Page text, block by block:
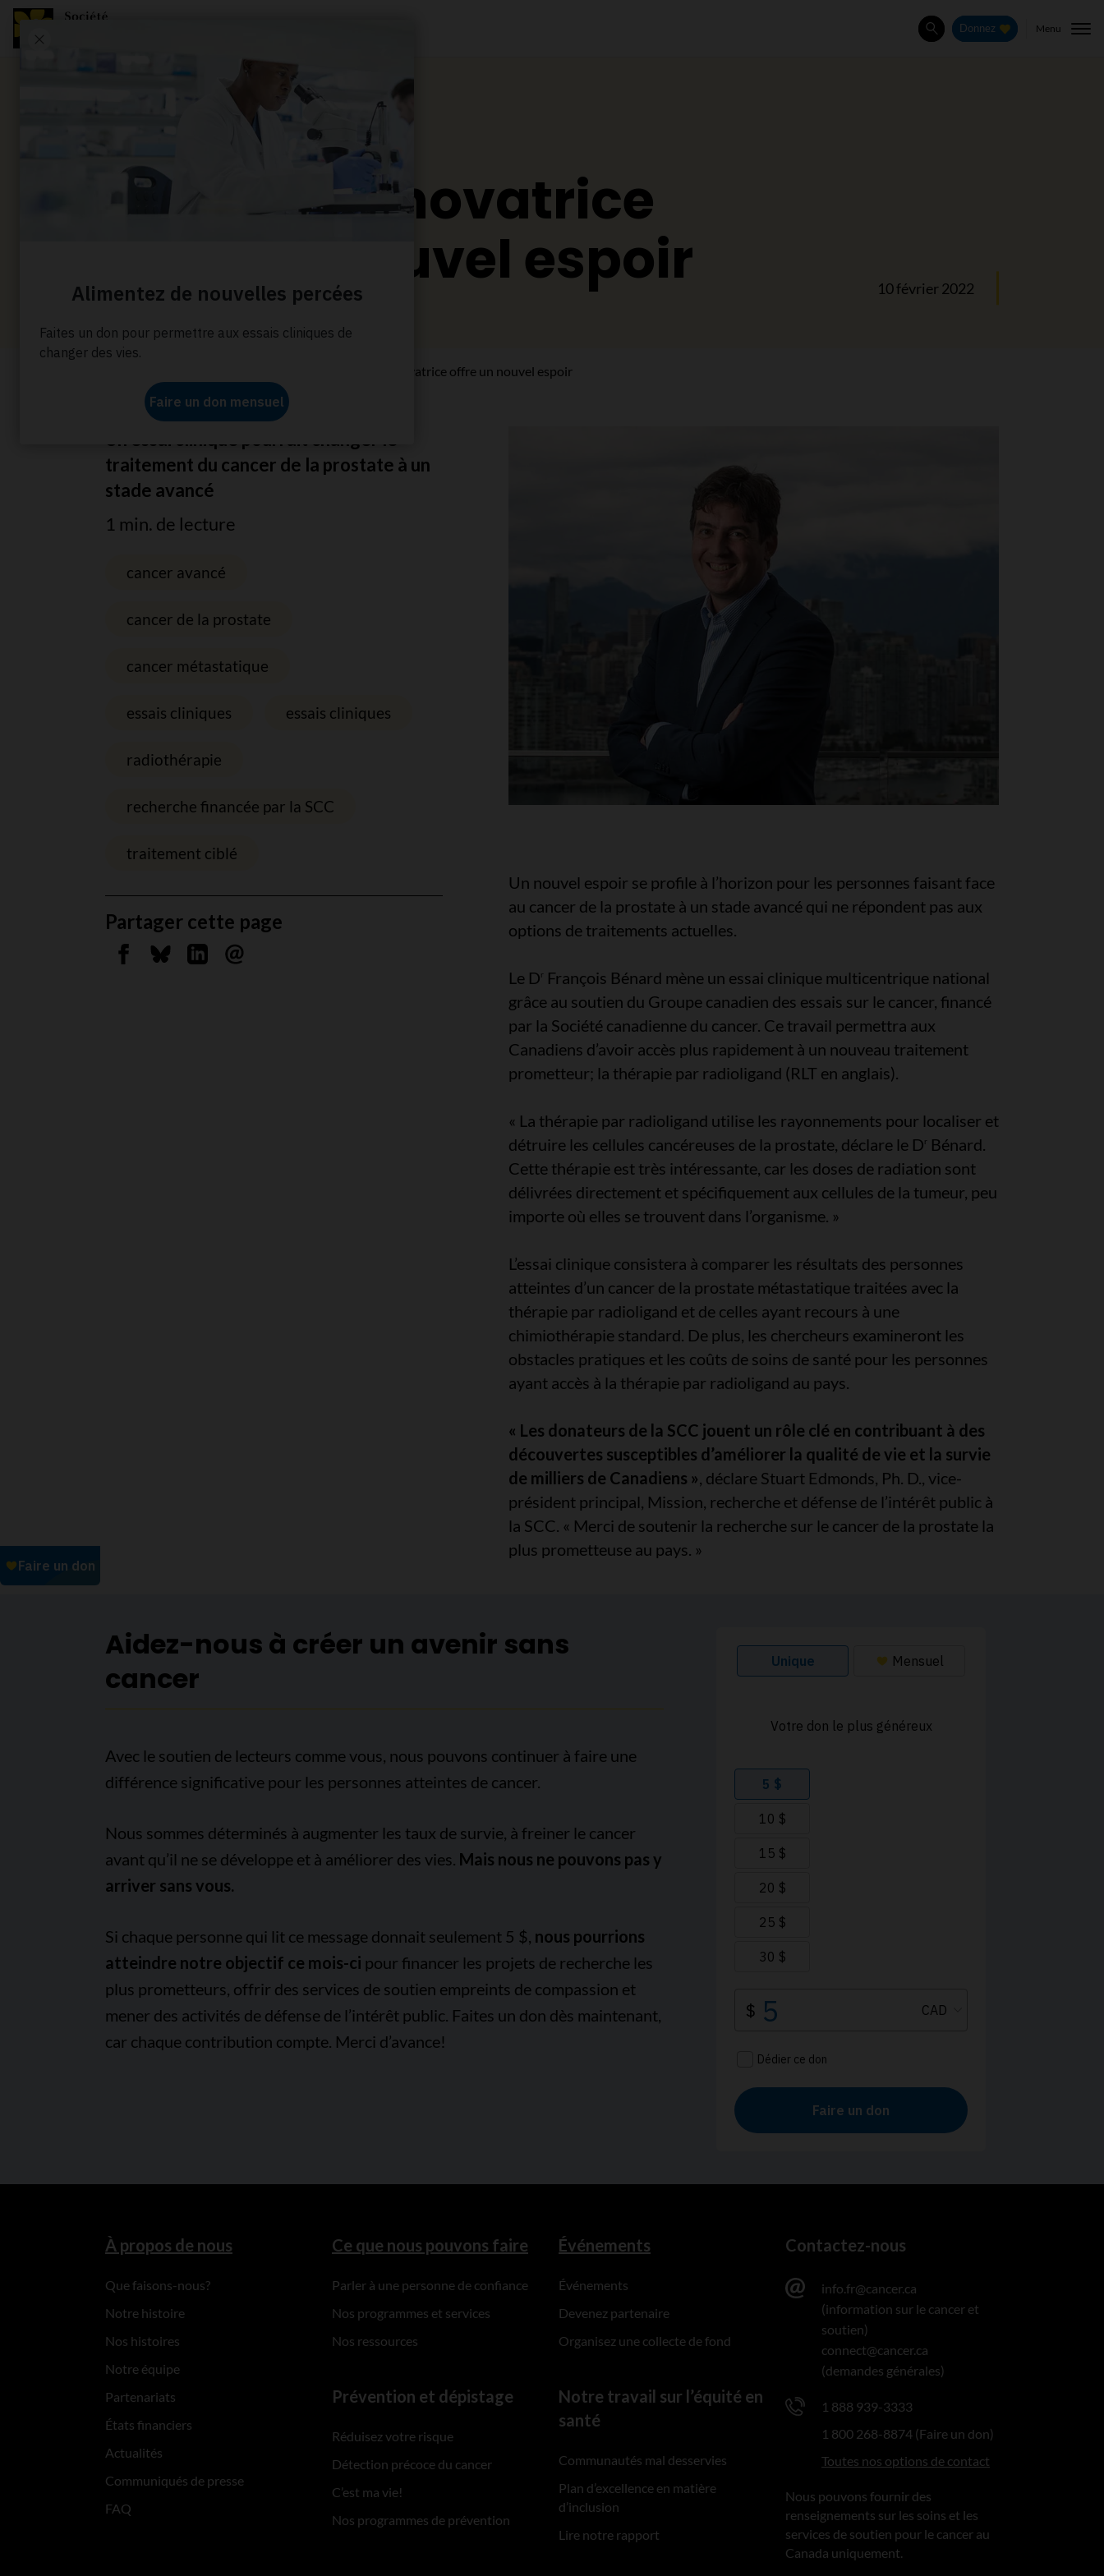
Rechercher
Donnez Menu
Une étude novatrice
offre un nouvel espoir
10 février 2022
Une étude novatrice offre un nouvel espoir
Un essai clinique pourrait changer le
traitement du cancer de la prostate à un
stade avancé
1 min. de lecture
cancer avancé
cancer de la prostate
cancer métastatique
essais cliniques essais cliniques
radiothérapie
recherche financée par la SCC
traitement ciblé
Partager cette page
Partager sur Facebook
Partager sur Bluesky
Partager sur Linkedin
Envoyer par courriel
Un nouvel espoir se profile à l’horizon pour les personnes faisant face
au cancer de la prostate à un stade avancé qui ne répondent pas aux
options de traitements actuelles.
Le Dr François Bénard mène un essai clinique multicentrique national
grâce au soutien du Groupe canadien des essais sur le cancer, financé
par la Société canadienne du cancer. Ce travail permettra aux
Canadiens d’avoir accès plus rapidement à un nouveau traitement
prometteur; la thérapie par radioligand (RLT en anglais).
« La thérapie par radioligand utilise les rayonnements pour localiser et
détruire les cellules cancéreuses de la prostate, déclare le Dr Bénard.
Cette thérapie est très intéressante, car les doses de radiation sont
délivrées directement et spécifiquement aux cellules de la tumeur, peu
importe où elles se trouvent dans l’organisme. »
L’essai clinique consistera à comparer les résultats des personnes
atteintes d’un cancer de la prostate métastatique traitées avec la
thérapie par radioligand et de celles ayant recours à une
chimiothérapie standard. De plus, les chercheurs examineront les
obstacles pratiques et les coûts de soins de santé pour les personnes
ayant accès à la thérapie par radioligand au pays.
« Les donateurs de la SCC jouent un rôle clé en contribuant à des
découvertes susceptibles d’améliorer la qualité de vie et la survie
de milliers de Canadiens » , déclare Stuart Edmonds, Ph. D., vice-
président principal, Mission, recherche et défense de l’intérêt public à
la SCC. « Merci de soutenir la recherche sur le cancer de la prostate la
plus prometteuse au pays. »
Aidez-nous à créer un avenir sans
cancer
Avec le soutien de lecteurs comme vous, nous pouvons continuer à faire une
différence significative pour les personnes atteintes de cancer.
Nous sommes déterminés à augmenter les taux de survie, à freiner le cancer
avant qu’il ne se développe et à améliorer des vies. Mais nous ne pouvons pas y
arriver sans vous.
Si chaque personne qui lit ce message donnait seulement 5 $, nous pourrions
atteindre notre objectif ce mois-ci pour financer les projets de recherche les
plus prometteurs, offrir des services de soutien empreints de compassion et
mener des activités de défense de l’intérêt public. Faites un don dès maintenant,
car chaque contribution compte. Merci d’avance!
À propos de nous
Que faisons-nous?
Notre histoire
Nos histoires
Notre équipe
Partenariats
États financiers
Actualités
Communiqués de presse
FAQ
Ce que nous pouvons faire
Parler à une personne de confiance
Nos programmes et services
Nos ressources
Prévention et dépistage
Réduisez votre risque
Détection précoce du cancer
C’est ma vie!
Nos programmes de prévention
Événements
Événements
Devenez partenaire
Organisez une collecte de fond
Notre travail sur l’équité en
santé
Communautés mal desservies
Plan d’excellence en matière
d’inclusion
Lire notre rapport
Contactez-nous
info.fr@cancer.ca
(information sur le cancer et
soutien)
connect@cancer.ca
(demandes générales)
1 888 939-3333
1 800 268-8874 (Faire un don)
Toutes nos options de contact
Nous pouvons fournir des
renseignements sur les soins et les
services de soutien pour le cancer au
Canada uniquement.